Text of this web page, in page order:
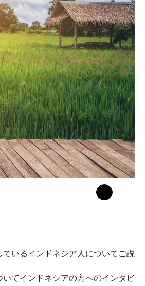
いるインドネシア人についてご説
てインドネシアの方へのインタビ